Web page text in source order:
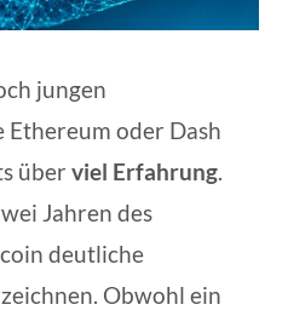
jungen
oder Dash
über viel Erfahrung.
Jahren des
deutliche
Obwohl ein